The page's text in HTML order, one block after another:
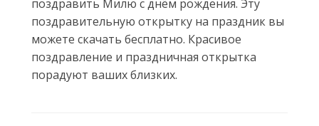
поздравить Милю с днём рождения. Эту
поздравительную открытку на праздник вы
можете скачать бесплатно. Красивое
поздравление и праздничная открытка
порадуют ваших близких.